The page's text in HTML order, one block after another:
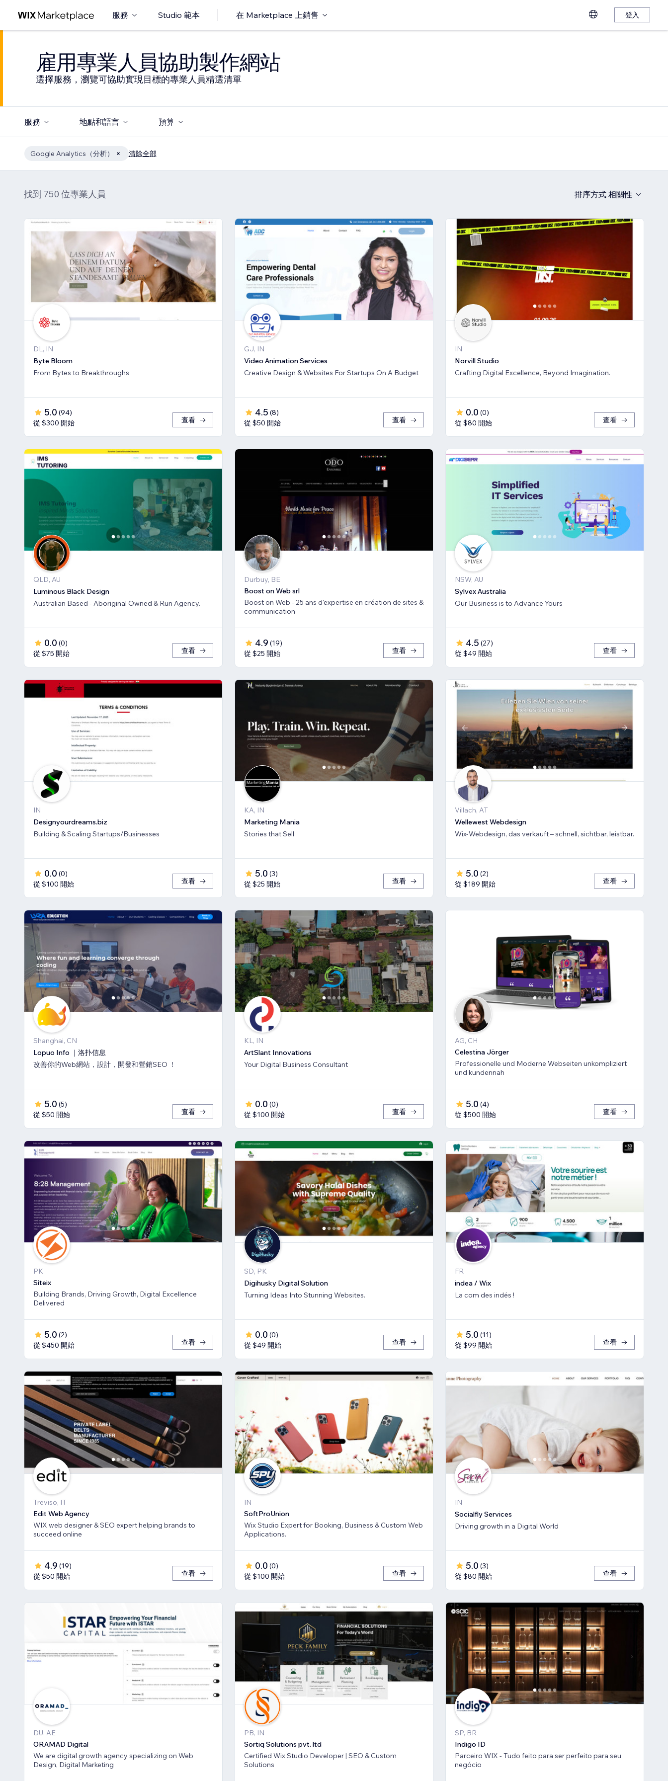
服務 Studio 範本 在 Marketplace 上銷售 登入
雇用專業人員協助製作網站
選擇服務，瀏覽可協助實現目標的專業人員精選清單
服務 地點和語言 預算
Google Analytics（分析） 清除全部
找到 750 位專業人員 排序方式 相關性
DL, IN
Byte Bloom
From Bytes to Breakthroughs
5.0 (94)
從 $300 開始
查看
GJ, IN
Video Animation Services
Creative Design & Websites For Startups On A Budget
4.5 (8)
從 $50 開始
查看
IN
Norvill Studio
Crafting Digital Excellence, Beyond Imagination.
0.0 (0)
從 $80 開始
查看
QLD, AU
Luminous Black Design
Australian Based - Aboriginal Owned & Run Agency.
0.0 (0)
從 $75 開始
查看
Durbuy, BE
Boost on Web srl
Boost on Web - 25 ans d'expertise en création de sites &
communication
4.9 (19)
從 $25 開始
查看
NSW, AU
Sylvex Australia
Our Business is to Advance Yours
4.5 (27)
從 $49 開始
查看
IN
Designyourdreams.biz
Building & Scaling Startups/Businesses
0.0 (0)
從 $100 開始
查看
KA, IN
Marketing Mania
Stories that Sell
5.0 (3)
從 $25 開始
查看
Villach, AT
Wellewest Webdesign
Wix-Webdesign, das verkauft – schnell, sichtbar, leistbar.
5.0 (2)
從 $189 開始
查看
Shanghai, CN
Lopuo Info ｜洛扑信息
改善你的Web網站，設計，開發和營銷SEO ！
5.0 (5)
從 $50 開始
查看
KL, IN
ArtSlant Innovations
Your Digital Business Consultant
0.0 (0)
從 $100 開始
查看
AG, CH
Celestina Jörger
Professionelle und Moderne Webseiten unkompliziert
und kundennah
5.0 (4)
從 $500 開始
查看
PK
Siteix
Building Brands, Driving Growth, Digital Excellence
Delivered
5.0 (2)
從 $450 開始
查看
SD, PK
Digihusky Digital Solution
Turning Ideas Into Stunning Websites.
0.0 (0)
從 $49 開始
查看
FR
indea / Wix
La com des indés !
5.0 (11)
從 $99 開始
查看
Treviso, IT
Edit Web Agency
WIX web designer & SEO expert helping brands to
succeed online
4.9 (19)
從 $50 開始
查看
IN
SoftProUnion
Wix Studio Expert for Booking, Business & Custom Web
Applications.
0.0 (0)
從 $100 開始
查看
IN
Socialfly Services
Driving growth in a Digital World
5.0 (3)
從 $80 開始
查看
DU, AE
ORAMAD Digital
We are digital growth agency specializing on Web
Design, Digital Marketing
PB, IN
Sortiq Solutions pvt. ltd
Certified Wix Studio Developer | SEO & Custom
Solutions
SP, BR
Indigo ID
Parceiro WIX - Tudo feito para ser perfeito para seu
negócio